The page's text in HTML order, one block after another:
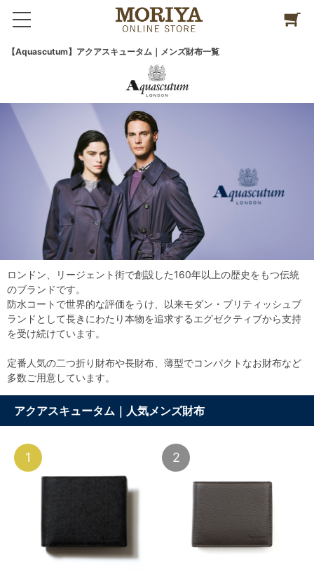
【Aquascutum】アクアスキュータム｜メンズ財布一覧
ロンドン、リージェント街で創設した160年以上の歴史をもつ伝統
のブランドです。
防水コートで世界的な評価をうけ、以来モダン・ブリティッシュブ
ランドとして長きにわたり本物を追求するエグゼクティブから支持
を受け続けています。
定番人気の二つ折り財布や長財布、薄型でコンパクトなお財布など
多数ご用意しています。
アクアスキュータム｜人気メンズ財布
1 2